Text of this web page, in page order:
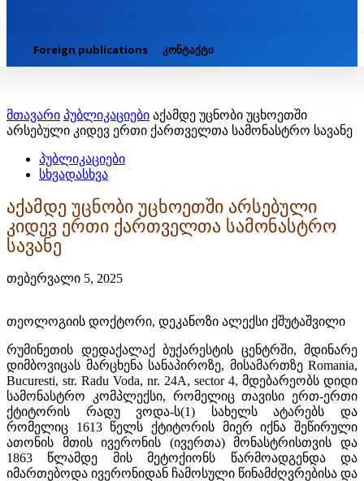
Foreign publications კონტაქტი
მთავარი პუბლიკაციები აქამდე უცნობი უცხოეთში
არსებული კიდევ ერთი ქართველთა სამონასტრო სავანე
პუბლიკაციები
სხვადასხვა
აქამდე უცნობი უცხოეთში არსებული
კიდევ ერთი ქართველთა სამონასტრო
სავანე
თებერვალი 5, 2025
თეოლოგიის დოქტორი, დეკანოზი ალექსი ქშუტაშვილი
რუმინეთის დედაქალაქ ბუქარესტის ცენტრში, მდინარე
დიმბოვიცას მარცხენა სანაპიროზე, მისამართზე Romania,
Bucuresti, str. Radu Voda, nr. 24A, sector 4, მდებარეობს დიდი
სამონასტრო კომპლექსი, რომელიც თავისი ერთ-ერთი
ქტიტორის რადუ ვოდა-ს(1) სახელს ატარებს და
რომელიც 1613 წელს ქტიტორის მიერ იქნა შეწირული
ათონის მთის ივერონის (ივერთა) მონასტრისთვის და
1863 წლამდე მის მეტოქიონს წარმოადგენდა და
იმართებოდა ივერონიდან ჩამოსული წინამძღვრებისა და